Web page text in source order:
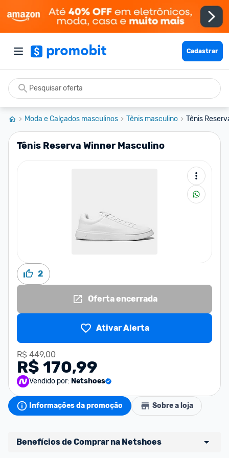
Cadastrar
Moda e Calçados masculinos Tênis masculino Tênis
Tênis Reserva Winner Masculino
2
Oferta encerrada
Ativar Alerta
R$ 449,00
R$ 170,99
Vendido por: Netshoes
Informações da promoção Sobre a loja
Benefícios de Comprar na Netshoes